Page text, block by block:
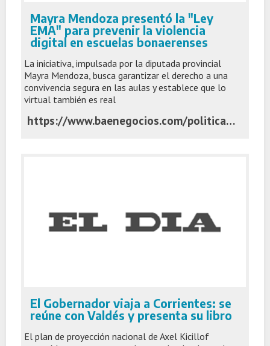
Mayra Mendoza presentó la "Ley
EMA" para prevenir la violencia
digital en escuelas bonaerenses
La iniciativa, impulsada por la diputada provincial
Mayra Mendoza, busca garantizar el derecho a una
convivencia segura en las aulas y establece que lo
virtual también es real
https://www.baenegocios.com/politica/mayra-mendoza-presento-la-ley-ema-para-prevenir-la-violencia-digital-en-escuelas/
El Gobernador viaja a Corrientes: se
reúne con Valdés y presenta su libro
El plan de proyección nacional de Axel Kicillof